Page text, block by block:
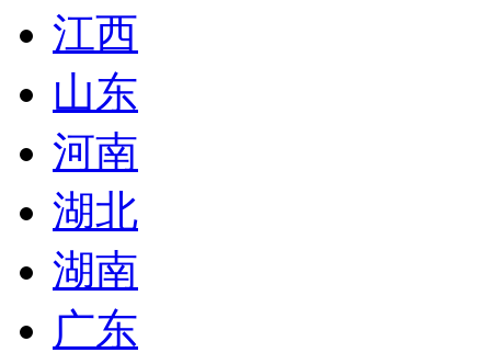
江西
山东
河南
湖北
湖南
广东